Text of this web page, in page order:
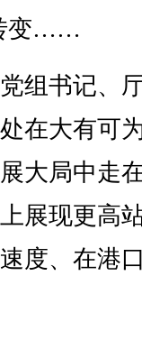
变……
书记、
在大有可
大局中走
展现更高
度、在港